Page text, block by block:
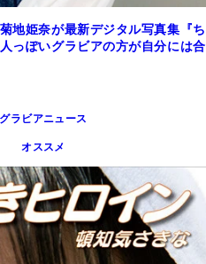
地姫奈が最新デジタル写真集『ち
っぽいグラビアの方が自分には合
グラビアニュース
オススメ